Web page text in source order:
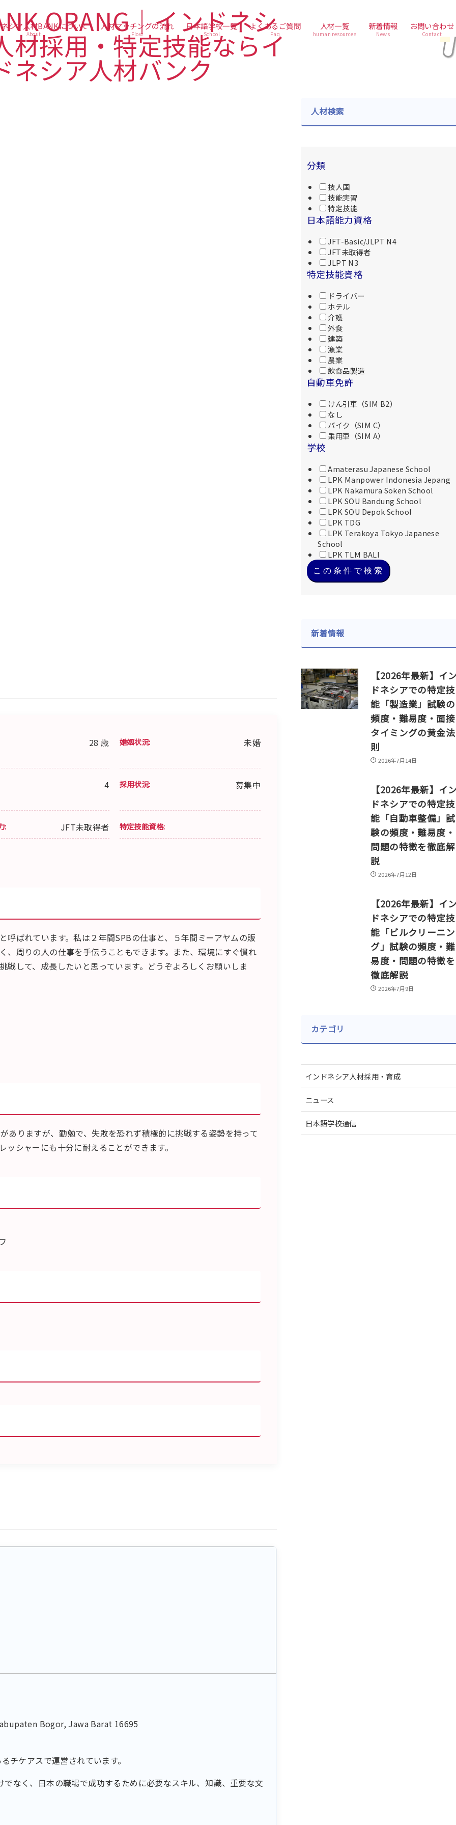
シア人材BANKについて
About
人材マッチングの流れ
Flow
日本語学校一覧
School
よくあるご質問
Faq
人材一覧
human resources
新着情報
News
お問い合わせ
Contact
28 歳 婚姻状況: 未婚
4 採用状況: 募集中
: JFT未取得者 特定技能資格:
呼ばれています。私は２年間SPBの仕事と、５年間ミーアヤムの販
、周りの人の仕事を手伝うこともできます。また、環境にすぐ慣れ
戦して、成長したいと思っています。どうぞよろしくお願いしま
ありますが、勤勉で、失敗を恐れず積極的に挑戦する姿勢を持って
シャーにも十分に耐えることができます。
Bogor, Jawa Barat 16695
チケアスで運営されています。
なく、日本の職場で成功するために必要なスキル、知識、重要な文
人材検索
分類
技人国
技能実習
特定技能
日本語能力資格
JFT-Basic/JLPT N4
JFT未取得者
JLPT N3
特定技能資格
ドライバー
ホテル
介護
外食
建築
漁業
農業
飲食品製造
自動車免許
けん引車（SIM B2）
なし
バイク（SIM C）
乗用車（SIM A）
学校
Amaterasu Japanese School
LPK Manpower Indonesia Jepang
LPK Nakamura Soken School
LPK SOU Bandung School
LPK SOU Depok School
LPK TDG
LPK Terakoya Tokyo Japanese
School
LPK TLM BALI
この条件で検索
新着情報
【2026年最新】イ
ドネシアでの特定技
能「製造業」試験の
頻度・難易度・面接
タイミングの黄金法
則
2026年7月14日
【2026年最新】イ
ドネシアでの特定技
能「自動車整備」試
験の頻度・難易度・
問題の特徴を徹底解
説
2026年7月12日
【2026年最新】イ
ドネシアでの特定技
能「ビルクリーニン
グ」試験の頻度・難
易度・問題の特徴を
徹底解説
2026年7月9日
カテゴリ
インドネシア人材採用・育成
ニュース
日本語学校通信